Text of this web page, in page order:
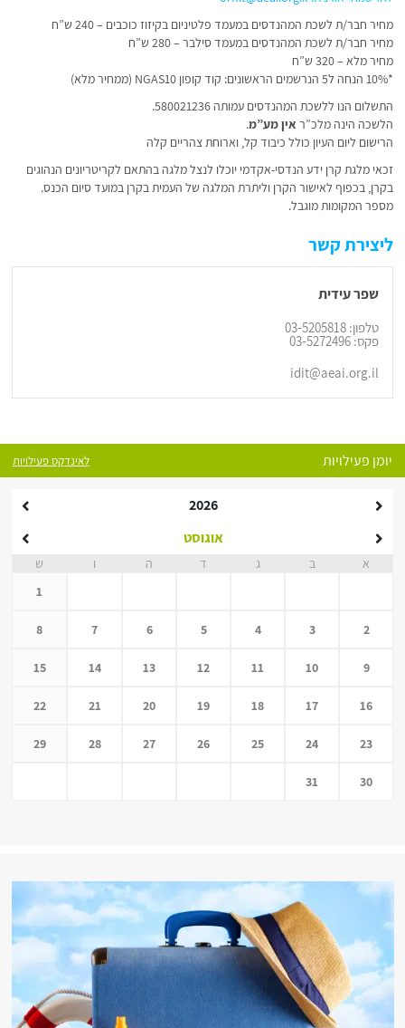
מחיר חבר/ת לשכת המהנדסים במעמד פלטיניום בקיזוז כוכבים – 240 ש”ח
מחיר חבר/ת לשכת המהנדסים במעמד סילבר – 280 ש”ח
מחיר מלא – 320 ש”ח
*10% הנחה ל5 הנרשמים הראשונים: קוד קופון NGAS10 (ממחיר מלא)
התשלום הנו ללשכת המהנדסים עמותה 580021236.
הלשכה הינה מלכ”ר אין מע”מ.
הרישום ליום העיון כולל כיבוד קל, וארוחת צהריים קלה
זכאי מלגת קרן ידע הנדסי-אקדמי יוכלו לנצל מלגה בהתאם לקריטריונים הנהוגים
בקרן, בכפוף לאישור הקרן וליתרת המלגה של העמית בקרן במועד סיום הכנס.
מספר המקומות מוגבל.
ליצירת קשר
שפר עידית
טלפון: 03-5205818
פקס: 03-5272496
idit@aeai.org.il
יומן פעילויות לאינדקס פעילויות
2026
אוגוסט
א ב ג ד ה ו
ש
1
2
3
4
5
6
7
8
9
10
11
12
13
14
15
16
17
18
19
20
21
22
23
24
25
26
27
28
29
30
31